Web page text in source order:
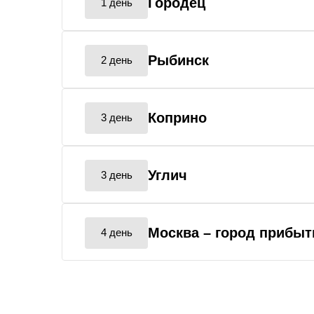
1 день
2 день Рыбинск
3 день Коприно
3 день Углич
4 день Москва – город